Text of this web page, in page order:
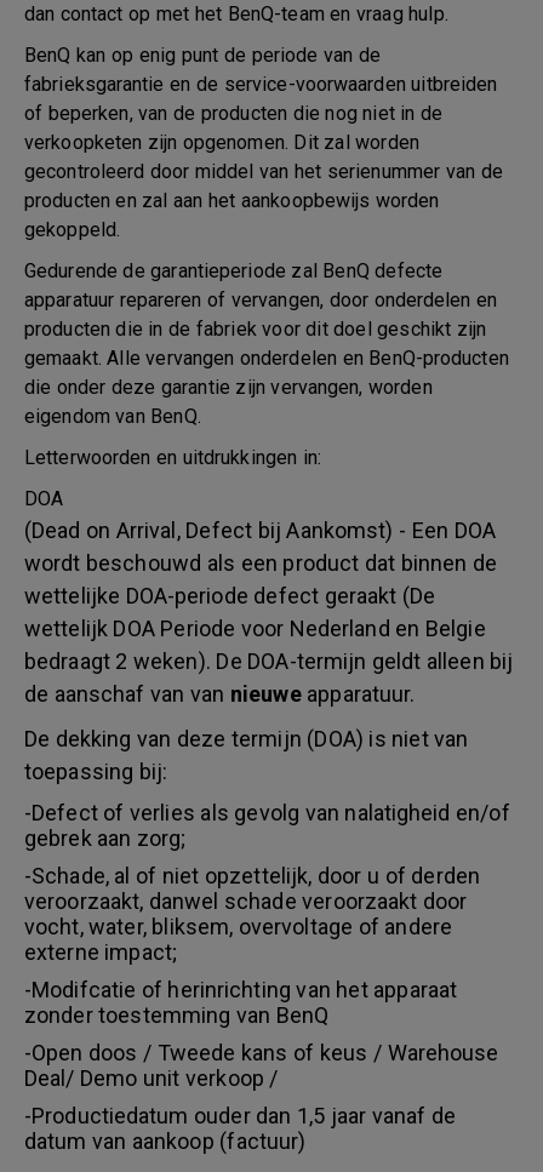
dan contact op met het BenQ-team en vraag hulp.
BenQ kan op enig punt de periode van de
fabrieksgarantie en de service-voorwaarden uitbreiden
of beperken, van de producten die nog niet in de
verkoopketen zijn opgenomen. Dit zal worden
gecontroleerd door middel van het serienummer van de
producten en zal aan het aankoopbewijs worden
gekoppeld.
Gedurende de garantieperiode zal BenQ defecte
apparatuur repareren of vervangen, door onderdelen en
producten die in de fabriek voor dit doel geschikt zijn
gemaakt. Alle vervangen onderdelen en BenQ-producten
die onder deze garantie zijn vervangen, worden
eigendom van BenQ.
Letterwoorden en uitdrukkingen in:
DOA
(Dead on Arrival, Defect bij Aankomst) - Een DOA
wordt beschouwd als een product dat binnen de
wettelijke DOA-periode defect geraakt (De
wettelijk DOA Periode voor Nederland en Belgie
bedraagt 2 weken). De DOA-termijn geldt alleen bij
de aanschaf van van nieuweapparatuur.
De dekking van deze termijn (DOA) is niet van
toepassing bij:
-Defect of verlies als gevolg van nalatigheid en/of
gebrek aan zorg;
-Schade, al of niet opzettelijk, door u of derden
veroorzaakt, danwel schade veroorzaakt door
vocht, water, bliksem, overvoltage of andere
externe impact;
-Modifcatie of herinrichting van het apparaat
zonder toestemming van BenQ
-Open doos / Tweede kans of keus / Warehouse
Deal/ Demo unit verkoop /
-Productiedatum ouder dan 1,5 jaar vanaf de
datum van aankoop (factuur)